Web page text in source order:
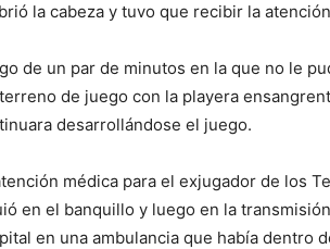
la cabeza y tuvo que recibir la
de un par de minutos en la que no le
de juego con la playera
desarrollándose el juego.
médica para el exjugador de los
en el banquillo y luego en la
en una ambulancia que había dentro